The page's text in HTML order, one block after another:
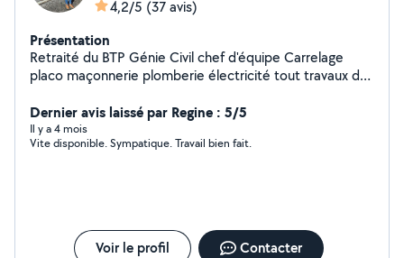
4,2/5 (37 avis)
Présentation
Retraité du BTP Génie Civil chef d'équipe Carrelage
placo maçonnerie plomberie électricité tout travaux de
Dernier avis laissé par Regine : 5/5
Il y a 4 mois
Vite disponible. Sympatique. Travail bien fait.
Voir le profil Contacter